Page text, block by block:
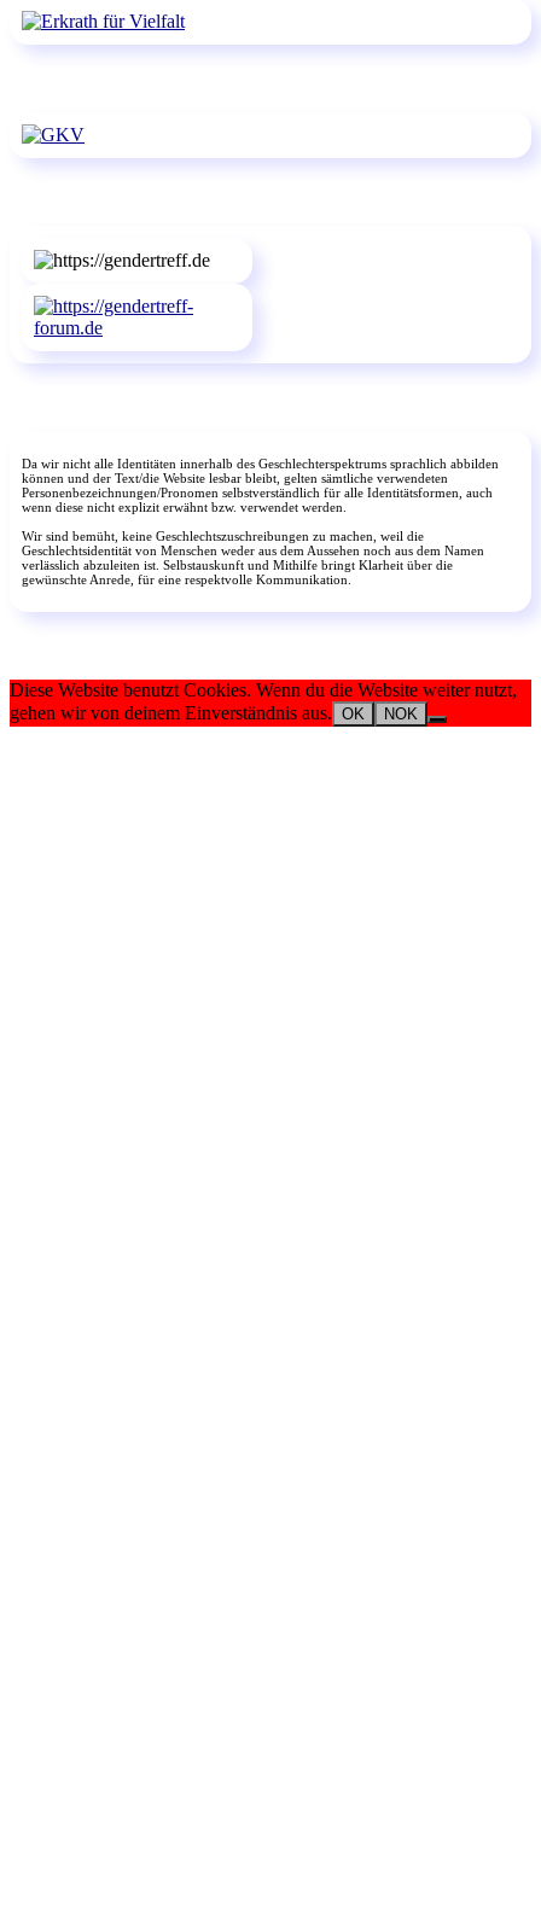
Da wir nicht alle Identitäten innerhalb des Geschlechterspektrums sprachlich abbilden
können und der Text/die Website lesbar bleibt, gelten sämtliche verwendeten
Personenbezeichnungen/Pronomen selbstverständlich für alle Identitätsformen, auch
wenn diese nicht explizit erwähnt bzw. verwendet werden.
Wir sind bemüht, keine Geschlechtszuschreibungen zu machen, weil die
Geschlechtsidentität von Menschen weder aus dem Aussehen noch aus dem Namen
verlässlich abzuleiten ist. Selbstauskunft und Mithilfe bringt Klarheit über die
gewünschte Anrede, für eine respektvolle Kommunikation.
Diese Website benutzt Cookies. Wenn du die Website weiter nutzt,
gehen wir von deinem Einverständnis aus. OK NOK